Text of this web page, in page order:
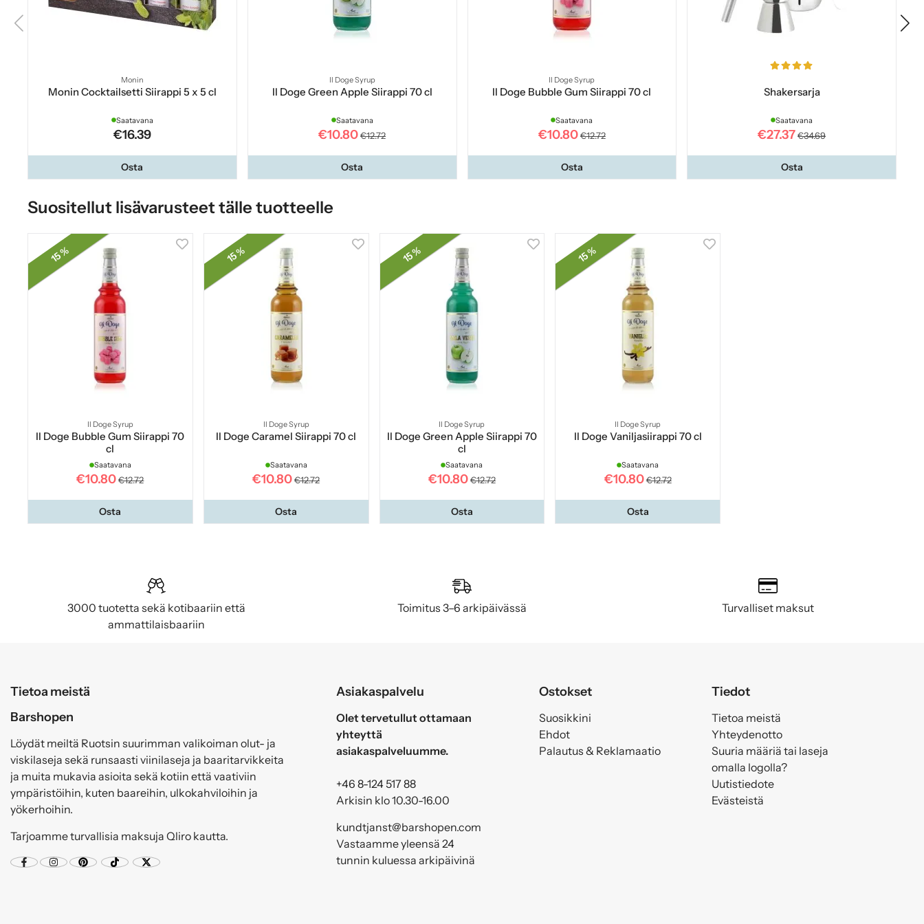
Monin
Monin Cocktailsetti Siirappi 5 x 5 cl
Saatavana
€16.39
Osta
Il Doge Syrup
Il Doge Green Apple Siirappi 70 cl
Saatavana
€10.80 €12.72
Osta
Il Doge Syrup
Il Doge Bubble Gum Siirappi 70 cl
Saatavana
€10.80 €12.72
Osta
Shakersarja
Saatavana
€27.37 €34.69
Osta
Suositellut lisävarusteet tälle tuotteelle
15 %
Il Doge Syrup
Il Doge Bubble Gum Siirappi 70
cl
Saatavana
€10.80 €12.72
Osta
15 %
Il Doge Syrup
Il Doge Caramel Siirappi 70 cl
Saatavana
€10.80 €12.72
Osta
15 %
Il Doge Syrup
Il Doge Green Apple Siirappi 70
cl
Saatavana
€10.80 €12.72
Osta
15 %
Il Doge Syrup
Il Doge Vaniljasiirappi 70 cl
Saatavana
€10.80 €12.72
Osta
3000 tuotetta sekä kotibaariin että
ammattilaisbaariin
Toimitus 3–6 arkipäivässä Turvalliset maksut
Tietoa meistä
Barshopen
Löydät meiltä Ruotsin suurimman valikoiman olut- ja
viskilaseja sekä runsaasti viinilaseja ja baaritarvikkeita
ja muita mukavia asioita sekä kotiin että vaativiin
ympäristöihin, kuten baareihin, ulkokahviloihin ja
yökerhoihin.
Tarjoamme turvallisia maksuja Qliro kautta.
Asiakaspalvelu
Olet tervetullut ottamaan
yhteyttä
asiakaspalveluumme.
+46 8-124 517 88
Arkisin klo 10.30-16.00
kundtjanst@barshopen.com
Vastaamme yleensä 24
tunnin kuluessa arkipäivinä
Ostokset
Suosikkini
Ehdot
Palautus & Reklamaatio
Tiedot
Tietoa meistä
Yhteydenotto
Suuria määriä tai laseja
omalla logolla?
Uutistiedote
Evästeistä